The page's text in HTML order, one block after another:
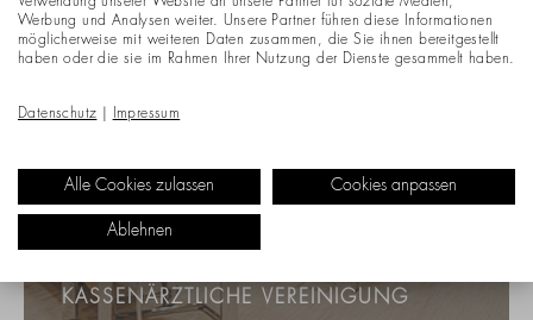
KASSENÄRZTLICHE VEREINIGUNG
Werbung und Analysen weiter. Unsere Partner führen diese Informationen
möglicherweise mit weiteren Daten zusammen, die Sie ihnen bereitgestellt
haben oder die sie im Rahmen Ihrer Nutzung der Dienste gesammelt haben.
Datenschutz Impressum
Alle Cookies zulassen Cookies anpassen
Ablehnen